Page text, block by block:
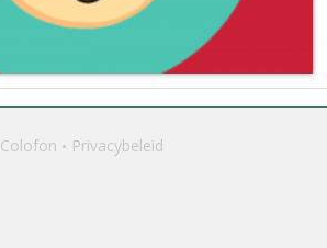
Colofon Privacybeleid